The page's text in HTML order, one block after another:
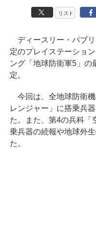
リスト
ディースリー・パブ
定のプレイステーショ
ング「地球防衛軍5」の
定。
今回は、全地球防衛
レンジャー」に搭乗兵
た。また、第4の兵科「
乗兵器の続報や地球外
た。